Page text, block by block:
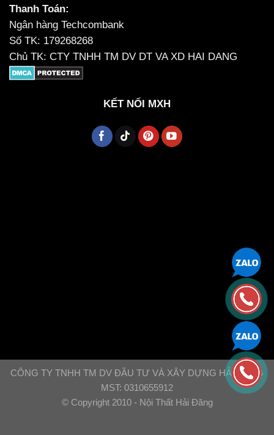
Thanh Toán:
Ngân hàng Techcombank
Số TK: 179268268
Chủ TK: CTY TNHH TM DV DT VA XD HAI DANG
KẾT NỐI MXH
CÔNG TY TNHH TM DV ĐẦU TƯ VÀ XÂY DỰNG HẢI ĐĂNG
MST: 0310655912
© Copyright 2010 - Nội Thất Hải Đăng